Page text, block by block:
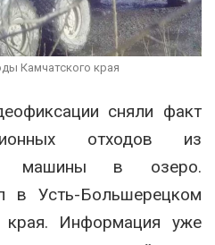
Камчатского края
сняли факт
отходов из
машины в озеро.
в Усть-Большерецком
края. Информация уже